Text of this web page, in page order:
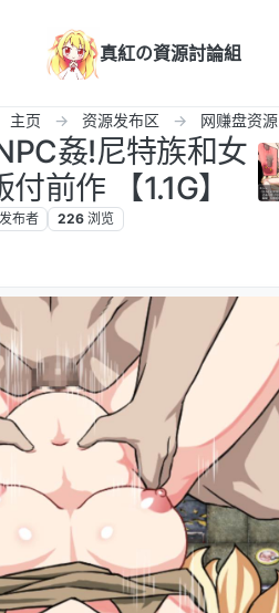
真紅の資源討論組
主页 资源发布区 网赚盘资源
姦!尼特族和女
前作 【1.1G】
发布者 226 浏览